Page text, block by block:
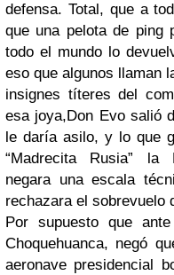
defensa. Total, que a
que una pelota de ping
todo el mundo lo
eso que algunos llaman
insignes títeres del
esa joya,Don Evo salió
le daría asilo, y lo que
“Madrecita Rusia” la
negara una escala
rechazara el sobrevuelo
Por supuesto que
Choquehuanca, negó
aeronave presidencial